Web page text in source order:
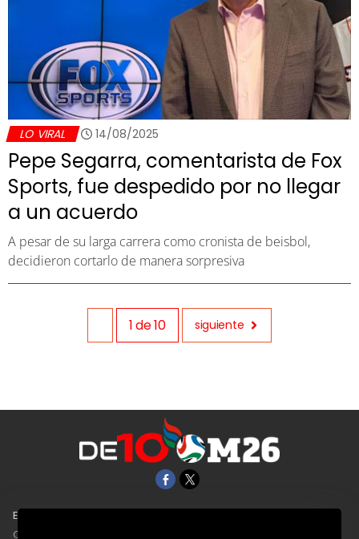
LO VIRAL 14/08/2025
Pepe Segarra, comentarista de Fox
Sports, fue despedido por no llegar
a un acuerdo
A pesar de su larga carrera como cronista de beisbol,
decidieron cortarlo de manera sorpresiva
1de10 siguiente
EL UNIVERSAL
Clase